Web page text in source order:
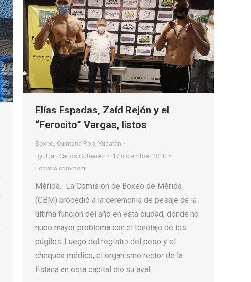
Elías Espadas, Zaíd Rejón y el
“Ferocito” Vargas, listos
Boxeo Quintana Roo Yucatán
By Juan Carlos Gutierrez
17 diciembre, 2020
Leave a comment
Mérida.- La Comisión de Boxeo de Mérida
(CBM) procedió a la ceremonia de pesaje de la
última función del año en esta ciudad, donde no
hubo mayor problema con el tonelaje de los
púgiles. Luego del registro del peso y el
chequeo médico, el organismo rector de la
fistana en esta capital dio su aval…